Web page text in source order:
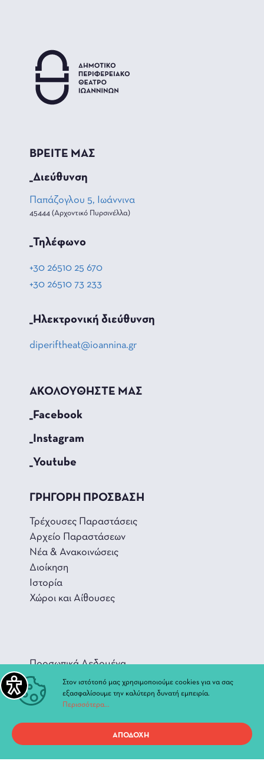
ΒΡΕΙΤΕ ΜΑΣ
_Διεύθυνση
Παπάζογλου 5, Ιωάννινα
45444 (Αρχοντικό Πυρσινέλλα)
_Τηλέφωνο
+30 26510 25 670
+30 26510 73 233
_Hλεκτρονική διεύθυνση
diperiftheat@ioannina.gr
ΑΚΟΛΟΥΘΗΣΤΕ ΜΑΣ
_Facebook
_Instagram
_Youtube
ΓΡΗΓΟΡΗ ΠΡΟΣΒΑΣΗ
Τρέχουσες Παραστάσεις
Αρχείο Παραστάσεων
Νέα & Ανακοινώσεις
Διοίκηση
Ιστορία
Χώροι και Αίθουσες
Προσωπικά Δεδομένα
Όροι χρήσης ιστοτόπου
Στον ιστότοπό μας χρησιμοποιούμε cookies για να σας
εξασφαλίσουμε την καλύτερη δυνατή εμπειρία.
Περισσότερα...
ΑΠΟΔΟΧΗ